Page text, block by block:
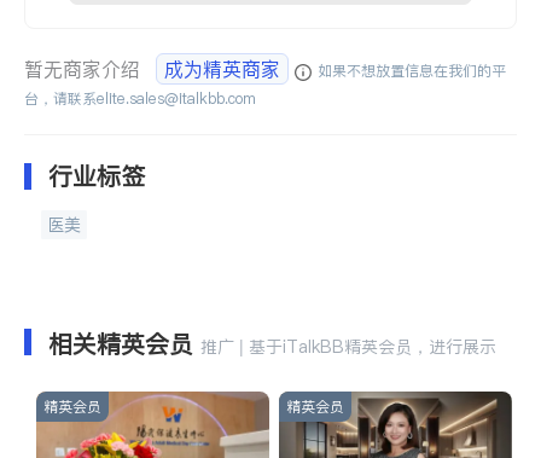
暂无商家介绍 成为精英商家
如果不想放置信息在我们的平
台，请联系elite.sales@italkbb.com
行业标签
医美
相关精英会员 推广 | 基于iTalkBB精英会员，进行展示
精英会员 精英会员